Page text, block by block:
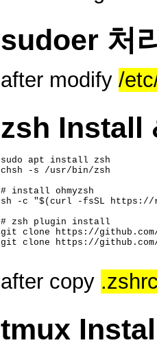
sudoer 처
after modify /
zsh Install
sudo apt install zsh
chsh -s /usr/bin/zsh
# install ohmyzsh
sh -c "$(curl -fsSL https://
# zsh plugin install
git clone https://github.com/
git clone https://github.com/
after copy
tmux